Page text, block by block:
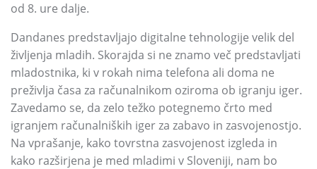
od 8. ure dalje.
Dandanes predstavljajo digitalne tehnologije velik del
življenja mladih. Skorajda si ne znamo več predstavljati
mladostnika, ki v rokah nima telefona ali doma ne
preživlja časa za računalnikom oziroma ob igranju iger.
Zavedamo se, da zelo težko potegnemo črto med
igranjem računalniških iger za zabavo in zasvojenostjo.
Na vprašanje, kako tovrstna zasvojenost izgleda in
kako razširjena je med mladimi v Sloveniji, nam bo